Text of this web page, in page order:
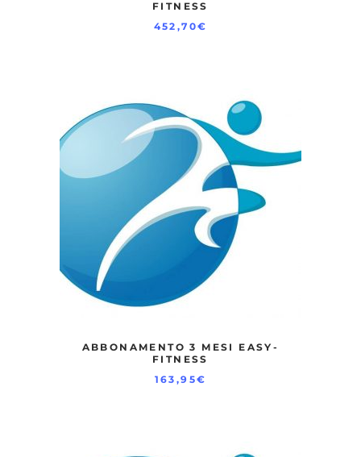
FITNESS
452,70€
ABBONAMENTO 3 MESI EASY-
FITNESS
163,95€